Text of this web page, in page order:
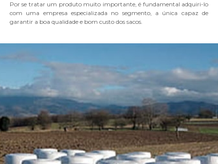
Por se tratar um produto muito importante, é fundamental adquiri-lo
com uma empresa especializada no segmento, a única capaz de
garantir a boa qualidade e bom custo dos sacos.